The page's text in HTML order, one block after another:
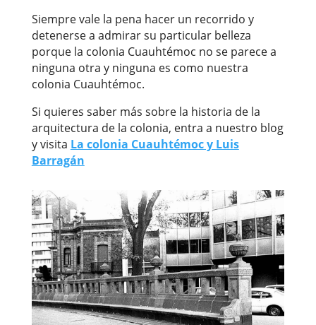
Siempre vale la pena hacer un recorrido y
detenerse a admirar su particular belleza
porque la colonia Cuauhtémoc no se parece a
ninguna otra y ninguna es como nuestra
colonia Cuauhtémoc.
Si quieres saber más sobre la historia de la
arquitectura de la colonia, entra a nuestro blog
y visita La colonia Cuauhtémoc y Luis
Barragán